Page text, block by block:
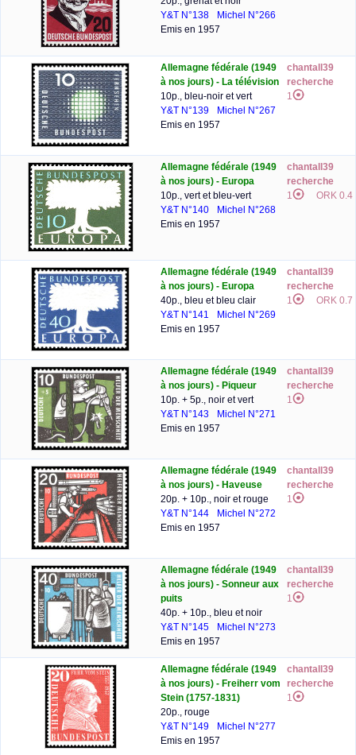
Y&T N°138
Michel N°266
Emis en 1957
Allemagne fédérale (1949
à nos jours) - La télévision
10p., bleu-noir et vert
Y&T N°139
Michel N°267
Emis en 1957
chantall39
recherche
1
Allemagne fédérale (1949
à nos jours) - Europa
10p., vert et bleu-vert
Y&T N°140
Michel N°268
Emis en 1957
chantall39
recherche
1
ORK 0.4
Allemagne fédérale (1949
à nos jours) - Europa
40p., bleu et bleu clair
Y&T N°141
Michel N°269
Emis en 1957
chantall39
recherche
1
ORK 0.7
Allemagne fédérale (1949
à nos jours) - Piqueur
10p. + 5p., noir et vert
Y&T N°143
Michel N°271
Emis en 1957
chantall39
recherche
1
Allemagne fédérale (1949
à nos jours) - Haveuse
20p. + 10p., noir et rouge
Y&T N°144
Michel N°272
Emis en 1957
chantall39
recherche
1
Allemagne fédérale (1949
à nos jours) - Sonneur aux
puits
40p. + 10p., bleu et noir
Y&T N°145
Michel N°273
Emis en 1957
chantall39
recherche
1
Allemagne fédérale (1949
à nos jours) - Freiherr vom
Stein (1757-1831)
20p., rouge
Y&T N°149
Michel N°277
Emis en 1957
chantall39
recherche
1